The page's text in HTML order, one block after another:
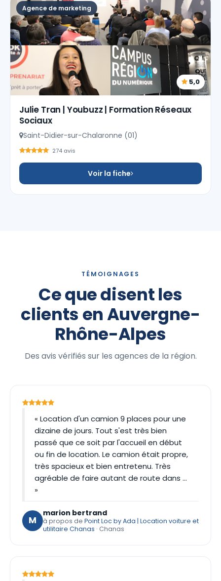
Agence de marketing
5,0
Julie Tran | Youbuzz | Formation Réseaux
Sociaux
Saint-Didier-sur-Chalaronne (01)
274 avis
Voir la fiche
TÉMOIGNAGES
Ce que disent les
clients en Auvergne-
Rhône-Alpes
Des avis vérifiés sur les agences de la région.
« Location d'un camion 9 places pour une
dizaine de jours. Tout s'est très bien
passé que ce soit par l'accueil en début
ou fin de location. Le camion était propre,
très spacieux et bien entretenu. Très
agréable de faire autant de route dans …
»
M
marion bertrand
à propos de Point Loc by Ada | Location voiture et
utilitaire Chanas · Chanas